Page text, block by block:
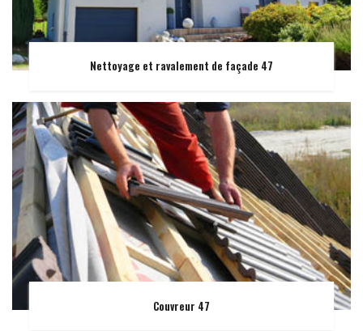
Nettoyage et ravalement de façade 47
Couvreur 47